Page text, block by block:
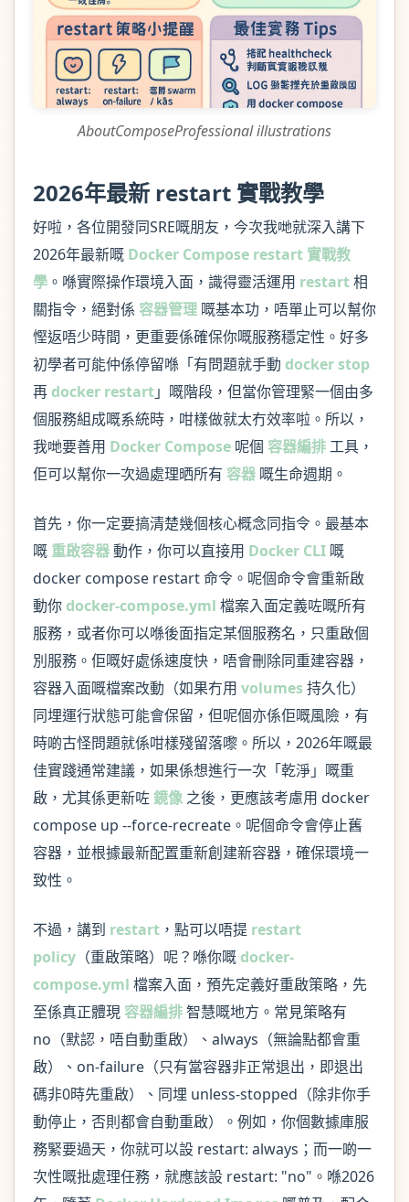
AboutComposeProfessional illustrations
2026年最新 restart 實戰教學
好啦，各位開發同SRE嘅朋友，今次我哋就深入講下
2026年最新嘅 Docker Compose restart 實戰教
學 。喺實際操作環境入面，識得靈活運用 restart相
關指令，絕對係 容器管理 嘅基本功，唔單止可以幫你
慳返唔少時間，更重要係確保你嘅服務穩定性。好多
初學者可能仲係停留喺「有問題就手動 docker stop
再docker restart」嘅階段，但當你管理緊一個由多
個服務組成嘅系統時，咁樣做就太冇效率啦。所以，
我哋要善用 Docker Compose 呢個 容器編排工具，
佢可以幫你一次過處理晒所有 容器 嘅生命週期。
首先，你一定要搞清楚幾個核心概念同指令。最基本
嘅 重啟容器動作，你可以直接用 Docker CLI 嘅
docker compose restart 命令。呢個命令會重新啟
動你docker-compose.yml 檔案入面定義咗嘅所有
服務，或者你可以喺後面指定某個服務名，只重啟個
別服務。佢嘅好處係速度快，唔會刪除同重建容器，
容器入面嘅檔案改動（如果冇用 volumes持久化）
同埋運行狀態可能會保留，但呢個亦係佢嘅風險，有
時啲古怪問題就係咁樣殘留落嚟。所以，2026年嘅最
佳實踐通常建議，如果係想進行一次「乾淨」嘅重
啟，尤其係更新咗鏡像 之後，更應該考慮用 docker
compose up --force-recreate。呢個命令會停止舊
容器，並根據最新配置重新創建新容器，確保環境一
致性。
不過，講到 restart ，點可以唔提 restart
policy （重啟策略）呢？喺你嘅docker-
compose.yml 檔案入面，預先定義好重啟策略，先
至係真正體現容器編排智慧嘅地方。常見策略有
no（默認，唔自動重啟）、always（無論點都會重
啟）、on-failure（只有當容器非正常退出，即退出
碼非0時先重啟）、同埋 unless-stopped（除非你手
動停止，否則都會自動重啟）。例如，你個數據庫服
務緊要過天，你就可以設 restart: always；而一啲一
次性嘅批處理任務，就應該設 restart: "no"。喺2026